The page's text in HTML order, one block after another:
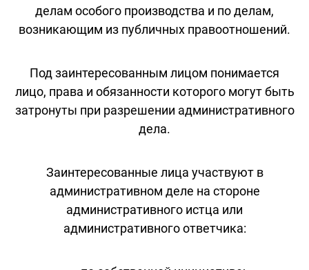
делам особого производства и по делам,
возникающим из публичных правоотношений.
Под заинтересованным лицом понимается
лицо, права и обязанности которого могут быть
затронуты при разрешении административного
дела.
Заинтересованные лица участвуют в
административном деле на стороне
административного истца или
административного ответчика: